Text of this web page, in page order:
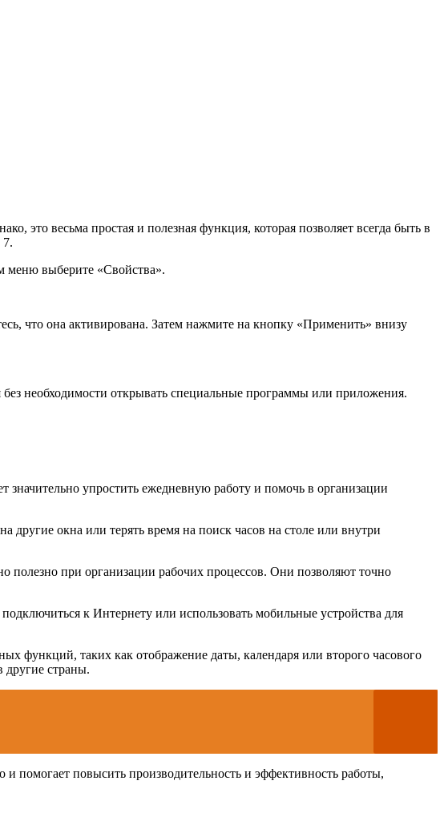
это весьма простая и полезная функция, которая позволяет всегда быть в
7.
меню выберите «Свойства».
что она активирована. Затем нажмите на кнопку «Применить» внизу
необходимости открывать специальные программы или приложения.
значительно упростить ежедневную работу и помочь в организации
другие окна или терять время на поиск часов на столе или внутри
полезно при организации рабочих процессов. Они позволяют точно
к Интернету или использовать мобильные устройства для
функций, таких как отображение даты, календаря или второго часового
страны.
помогает повысить производительность и эффективность работы,